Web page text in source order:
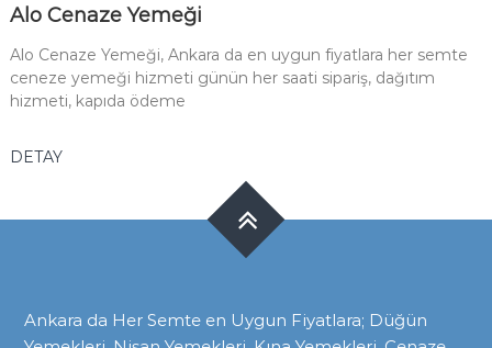
Alo Cenaze Yemeği
Alo Cenaze Yemeği, Ankara da en uygun fiyatlara her semte
ceneze yemeği hizmeti günün her saati sipariş, dağıtım
hizmeti, kapıda ödeme
DETAY
Ankara da Her Semte en Uygun Fiyatlara; Düğün